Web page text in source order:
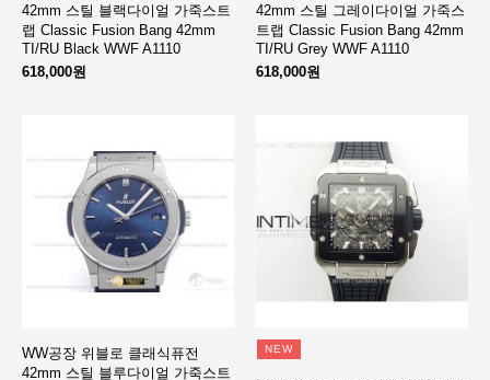
42mm 스틸 블랙다이얼 가죽스트
랩 Classic Fusion Bang 42mm
TI/RU Black WWF A1110
618,000원
42mm 스틸 그레이다이얼 가죽스
트랩 Classic Fusion Bang 42mm
TI/RU Grey WWF A1110
618,000원
WW공장 위블로 클래식퓨전
42mm 스틸 블루다이얼 가죽스트
NEW